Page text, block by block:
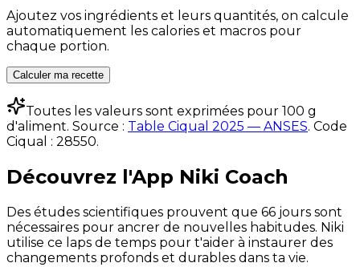
Ajoutez vos ingrédients et leurs quantités, on calcule
automatiquement les calories et macros pour
chaque portion.
Calculer ma recette
Toutes les valeurs sont exprimées pour 100 g
d'aliment. Source : Table Ciqual 2025 — ANSES. Code
Ciqual : 28550.
Découvrez l'App Niki Coach
Des études scientifiques prouvent que 66 jours sont
nécessaires pour ancrer de nouvelles habitudes. Niki
utilise ce laps de temps pour t'aider à instaurer des
changements profonds et durables dans ta vie.